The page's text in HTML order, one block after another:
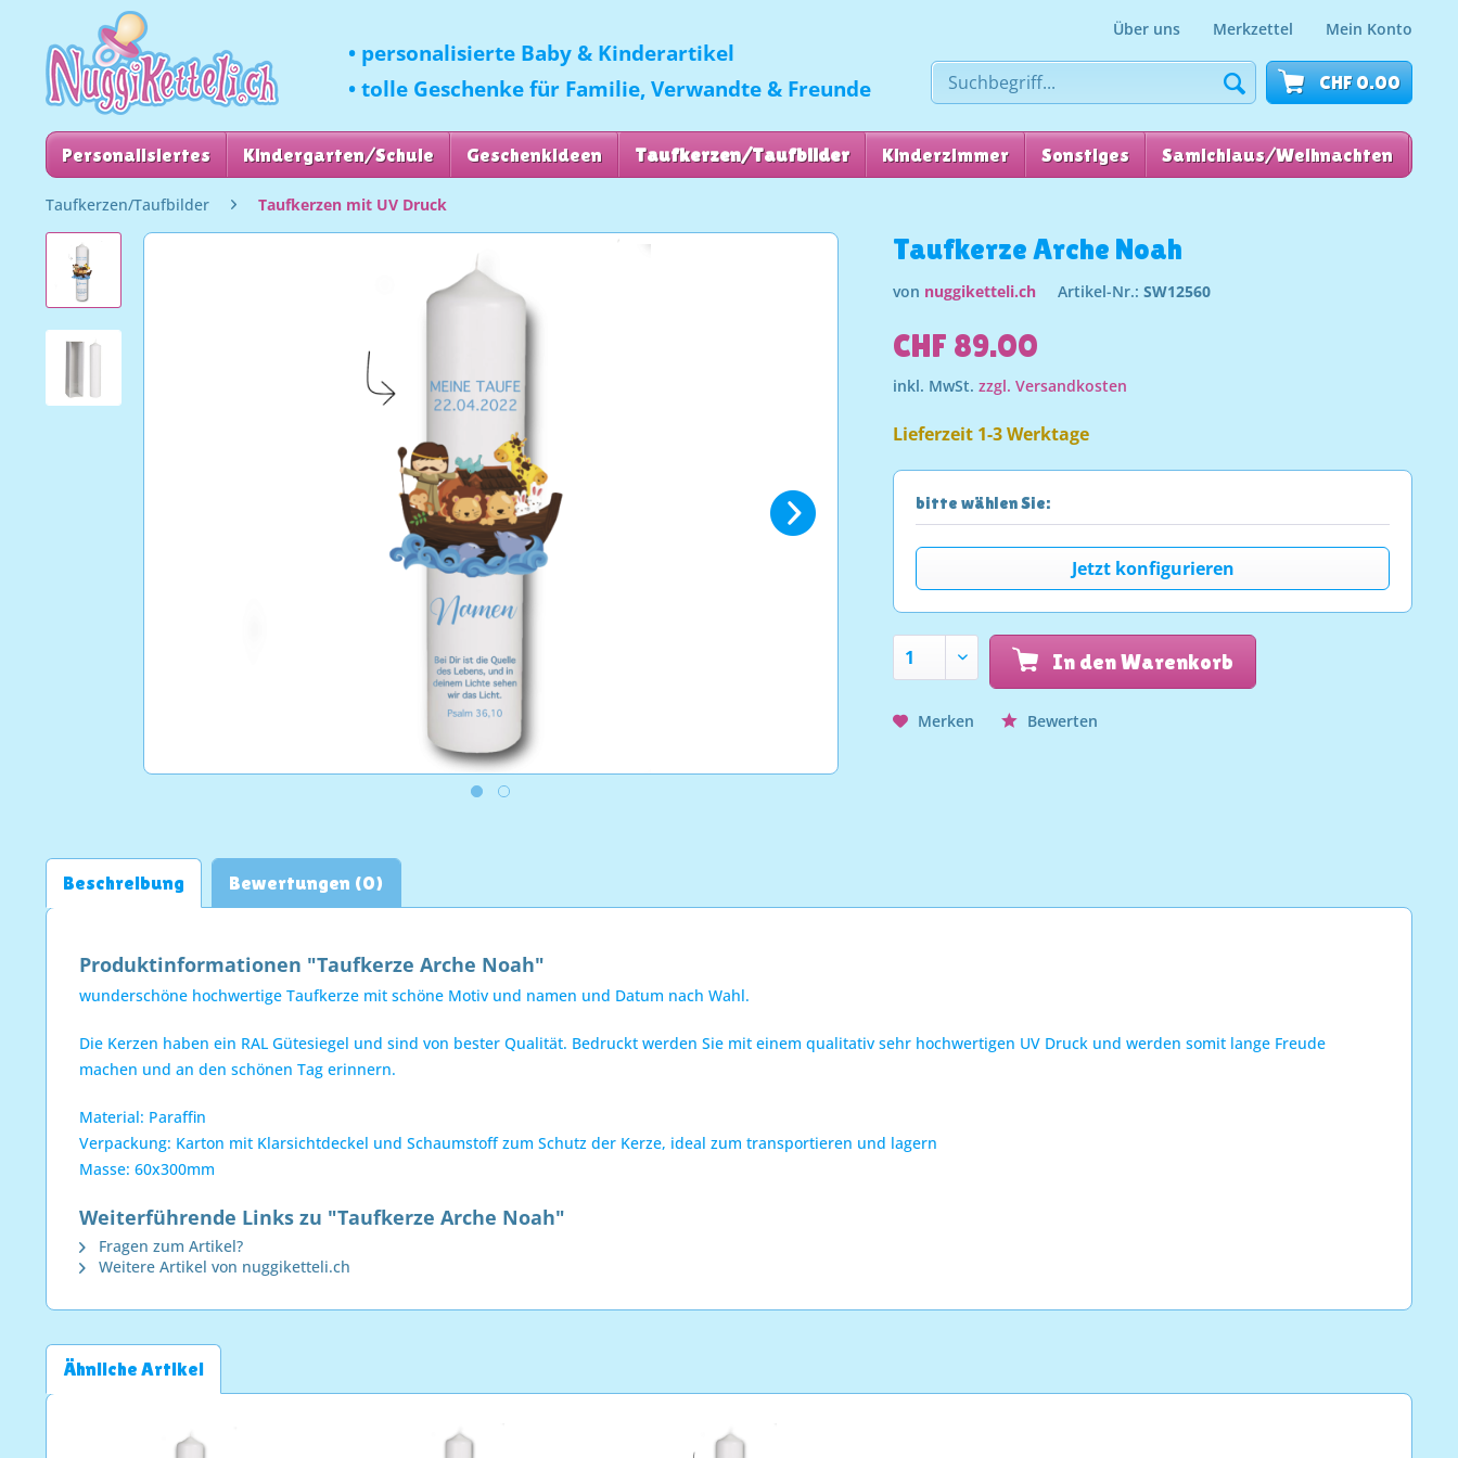
• personalisierte Baby & Kinderartikel
• tolle Geschenke für Familie, Verwandte & Freunde
Über uns Merkzettel Mein Konto
CHF 0.00
Personalisiertes Kindergarten/Schule Geschenkideen Taufkerzen/Taufbilder Kinderzimmer Sonstiges Samichlaus/Weihnachten
Taufkerzen/Taufbilder Taufkerzen mit UV Druck
Taufkerze Arche Noah
von nuggiketteli.ch Artikel-Nr.: SW12560
CHF 89.00
inkl. MwSt.zzgl. Versandkosten
Lieferzeit 1-3 Werktage
bitte wählen Sie:
Jetzt konfigurieren
In den Warenkorb
Merken Bewerten
Beschreibung Bewertungen (0)
Produktinformationen "Taufkerze Arche Noah"
wunderschöne hochwertige Taufkerze mit schöne Motiv und namen und Datum nach Wahl.
Die Kerzen haben ein RAL Gütesiegel und sind von bester Qualität. Bedruckt werden Sie mit einem qualitativ sehr hochwertigen UV Druck und werden somit lange Freude
machen und an den schönen Tag erinnern.
Material: Paraffin
Verpackung: Karton mit Klarsichtdeckel und Schaumstoff zum Schutz der Kerze, ideal zum transportieren und lagern
Masse: 60x300mm
Weiterführende Links zu "Taufkerze Arche Noah"
Fragen zum Artikel?
Weitere Artikel von nuggiketteli.ch
Ähnliche Artikel